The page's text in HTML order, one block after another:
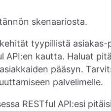
skenaariosta.
tyypillistä
API:en kautta. Haluat
pääsyn.
palvelimelle.
RESTful API:esi